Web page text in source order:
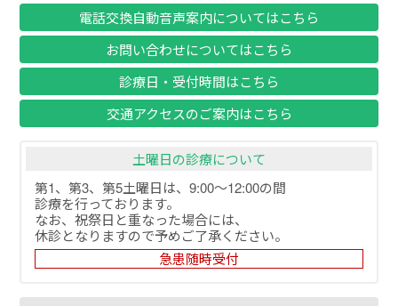
電話交換自動音声案内についてはこちら
お問い合わせについてはこちら
診療日・受付時間はこちら
交通アクセスのご案内はこちら
土曜日の診療について
第1、第3、第5土曜日は、9:00～12:00の間
診療を行っております。
なお、祝祭日と重なった場合には、
休診となりますので予めご了承ください。
急患随時受付